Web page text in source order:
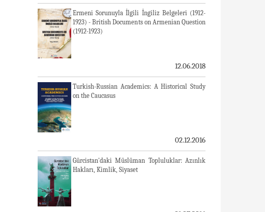
Ermeni Sorunuyla İlgili İngiliz Belgeleri (1912-
1923) - British Documents on Armenian Question
(1912-1923)
12.06.2018
Turkish-Russian Academics: A Historical Study
on the Caucasus
02.12.2016
Gürcistan'daki Müslüman Topluluklar: Azınlık
Hakları, Kimlik, Siyaset